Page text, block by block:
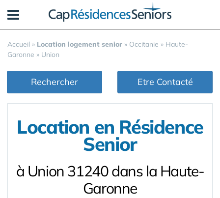
Accueil » Location logement senior » Occitanie » Haute-
Garonne » Union
Rechercher Etre Contacté
Location en Résidence
Senior
à Union 31240 dans la Haute-
Garonne